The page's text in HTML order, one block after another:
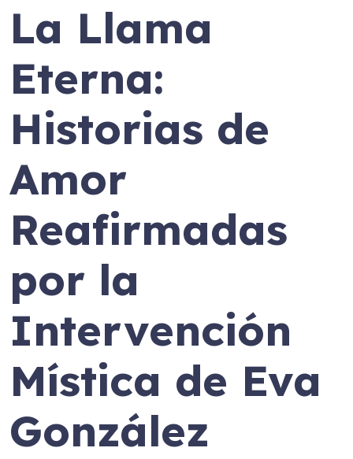
La Llama
Eterna:
Historias de
Amor
Reafirmadas
por la
Intervención
Mística de Eva
González